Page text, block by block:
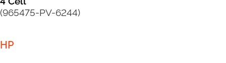
(965475-PV-6244)
HP